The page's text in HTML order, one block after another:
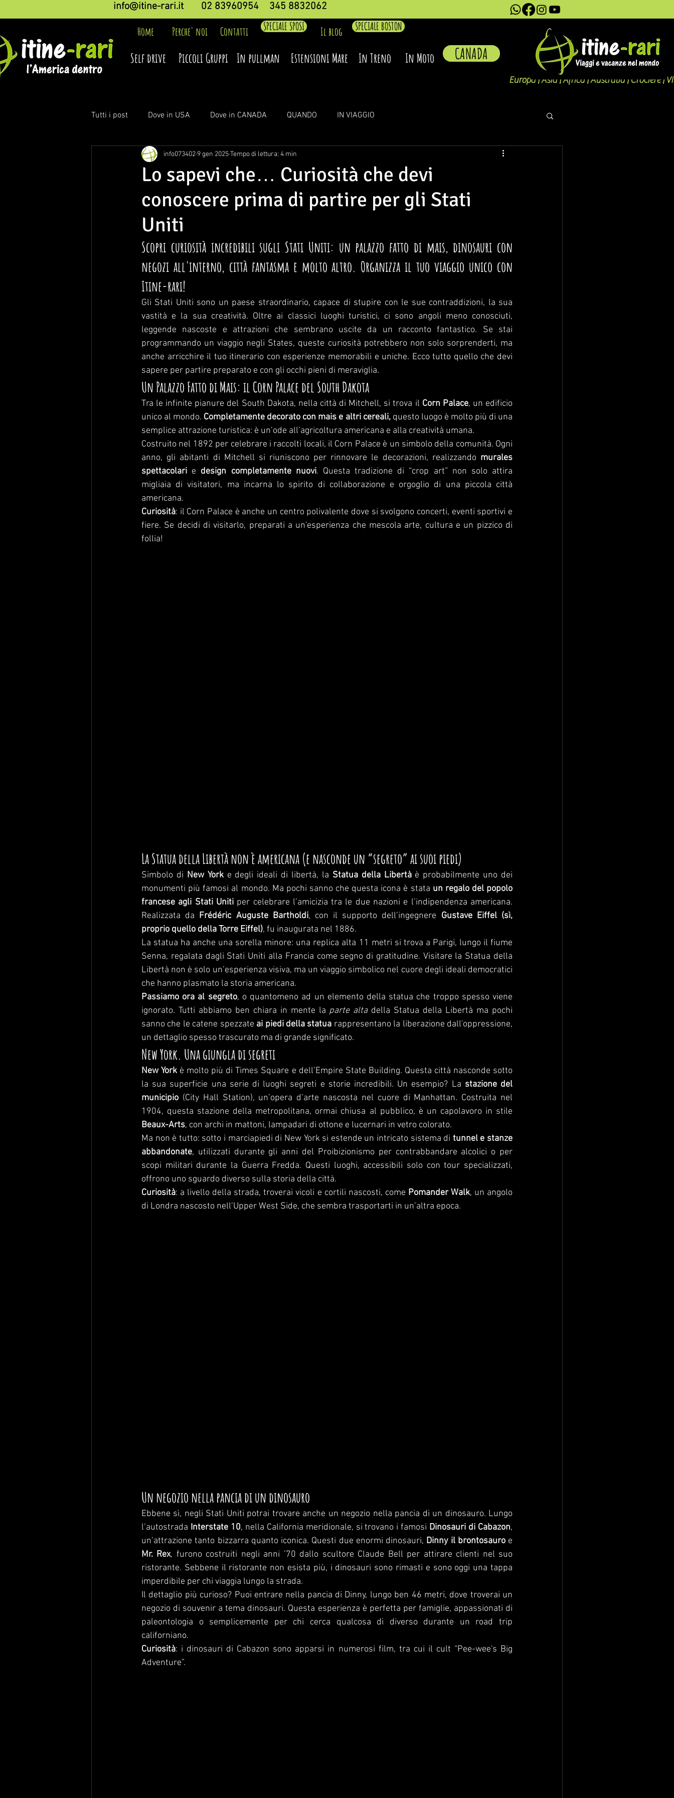
info@itine-rari.it 02 83960954 345 8832062
Home
Self drive
Perche' noi
Piccoli Gruppi
Contatti SPECIALE SPOSI Il blog
In pullman Estensioni Mare
SPECIALE BOSTON
In Treno In Moto CANADA
Europa | Asia | Africa | Australia | Crociere |
Tutti i post Dove in USA Dove in CANADA QUANDO IN VIAGGIO
Lo sapevi che… Curiosità che devi
conoscere prima di partire per gli Stati
Uniti
info073402 9 gen 2025Tempo di lettura: 4 min
Scopri curiosità incredibili sugli Stati Uniti: un palazzo fatto di mais, dinosauri con
negozi all'interno, città fantasma e molto altro. Organizza il tuo viaggio unico con
Itine-rari!
Gli Stati Uniti sono un paese straordinario, capace di stupire con le sue contraddizioni, la sua
vastità e la sua creatività. Oltre ai classici luoghi turistici, ci sono angoli meno conosciuti,
leggende nascoste e attrazioni che sembrano uscite da un racconto fantastico. Se stai
programmando un viaggio negli States, queste curiosità potrebbero non solo sorprenderti, ma
anche arricchire il tuo itinerario con esperienze memorabili e uniche. Ecco tutto quello che devi
sapere per partire preparato e con gli occhi pieni di meraviglia.
Un Palazzo Fatto di Mais: il Corn Palace del South Dakota
Tra le infinite pianure del South Dakota, nella città di Mitchell, si trova il Corn Palace, un edificio
unico al mondo. Completamente decorato con mais e altri cereali, questo luogo è molto più di una
semplice attrazione turistica: è un’ode all’agricoltura americana e alla creatività umana.
Costruito nel 1892 per celebrare i raccolti locali, il Corn Palace è un simbolo della comunità. Ogni
anno, gli abitanti di Mitchell si riuniscono per rinnovare le decorazioni, realizzando murales
spettacolari e design completamente nuovi. Questa tradizione di “crop art” non solo attira
migliaia di visitatori, ma incarna lo spirito di collaborazione e orgoglio di una piccola città
americana.
Curiosità: il Corn Palace è anche un centro polivalente dove si svolgono concerti, eventi sportivi e
fiere. Se decidi di visitarlo, preparati a un'esperienza che mescola arte, cultura e un pizzico di
follia!
La Statua della Libertà non è americana (e nasconde un “segreto” ai suoi piedi)
Simbolo di New York e degli ideali di libertà, la Statua della Libertà è probabilmente uno dei
monumenti più famosi al mondo. Ma pochi sanno che questa icona è stata un regalo del popolo
francese agli Stati Uniti per celebrare l’amicizia tra le due nazioni e l’indipendenza americana.
Realizzata da Frédéric Auguste Bartholdi, con il supporto dell’ingegnere Gustave Eiffel (sì,
proprio quello della Torre Eiffel), fu inaugurata nel 1886.
La statua ha anche una sorella minore: una replica alta 11 metri si trova a Parigi, lungo il fiume
Senna, regalata dagli Stati Uniti alla Francia come segno di gratitudine. Visitare la Statua della
Libertà non è solo un’esperienza visiva, ma un viaggio simbolico nel cuore degli ideali democratici
che hanno plasmato la storia americana.
Passiamo ora al segreto, o quantomeno ad un elemento della statua che troppo spesso viene
ignorato. Tutti abbiamo ben chiara in mente la parte alta della Statua della Libertà ma pochi
sanno che le catene spezzate ai piedi della statua rappresentano la liberazione dall'oppressione,
un dettaglio spesso trascurato ma di grande significato.
New York. Una giungla di segreti
New York è molto più di Times Square e dell’Empire State Building. Questa città nasconde sotto
la sua superficie una serie di luoghi segreti e storie incredibili. Un esempio? La stazione del
municipio (City Hall Station), un’opera d’arte nascosta nel cuore di Manhattan. Costruita nel
Beaux-Arts, con archi in mattoni, lampadari di ottone e lucernari in vetro colorato.
Ma non è tutto: sotto i marciapiedi di New York si estende un intricato sistema di tunnel e stanze
abbandonate, utilizzati durante gli anni del Proibizionismo per contrabbandare alcolici o per
scopi militari durante la Guerra Fredda. Questi luoghi, accessibili solo con tour specializzati,
offrono uno sguardo diverso sulla storia della città.
Curiosità: a livello della strada, troverai vicoli e cortili nascosti, come Pomander Walk, un angolo
di Londra nascosto nell’Upper West Side, che sembra trasportarti in un’altra epoca.
Un negozio nella pancia di un dinosauro
Ebbene sì, negli Stati Uniti potrai trovare anche un negozio nella pancia di un dinosauro. Lungo
l’autostrada Interstate 10, nella California meridionale, si trovano i famosi Dinosauri di Cabazon,
un’attrazione tanto bizzarra quanto iconica. Questi due enormi dinosauri, Dinny il brontosauro
Mr. Rex, furono costruiti negli anni ’70 dallo scultore Claude Bell per attirare clienti nel suo
ristorante. Sebbene il ristorante non esista più, i dinosauri sono rimasti e sono oggi una tappa
imperdibile per chi viaggia lungo la strada.
Il dettaglio più curioso? Puoi entrare nella pancia di Dinny, lungo ben 46 metri, dove troverai un
negozio di souvenir a tema dinosauri. Questa esperienza è perfetta per famiglie, appassionati di
paleontologia o semplicemente per chi cerca qualcosa di diverso durante un road trip
californiano.
Curiosità: i dinosauri di Cabazon sono apparsi in numerosi film, tra cui il cult “Pee-wee's Big
Adventure”.